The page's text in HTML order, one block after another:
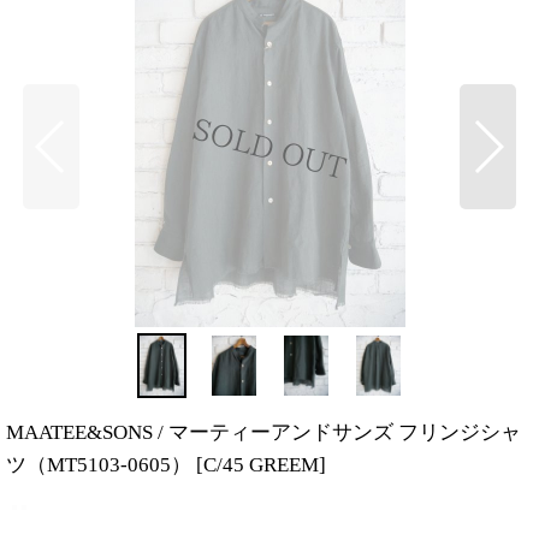
MAATEE&SONS / マーティーアンドサンズ フリンジシャ
ツ（MT5103-0605）
[C/45 GREEM]